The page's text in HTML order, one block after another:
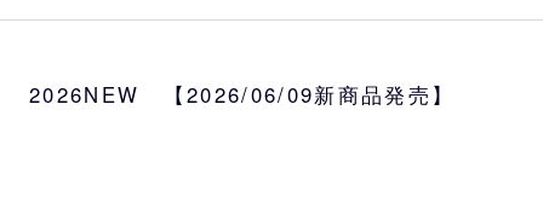
2026NEW 【2026/06/09新商品発売】